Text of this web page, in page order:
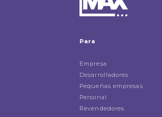
Para
Empresa
Desarrolladores
Pequeñas empresas
Personal
Revendedores